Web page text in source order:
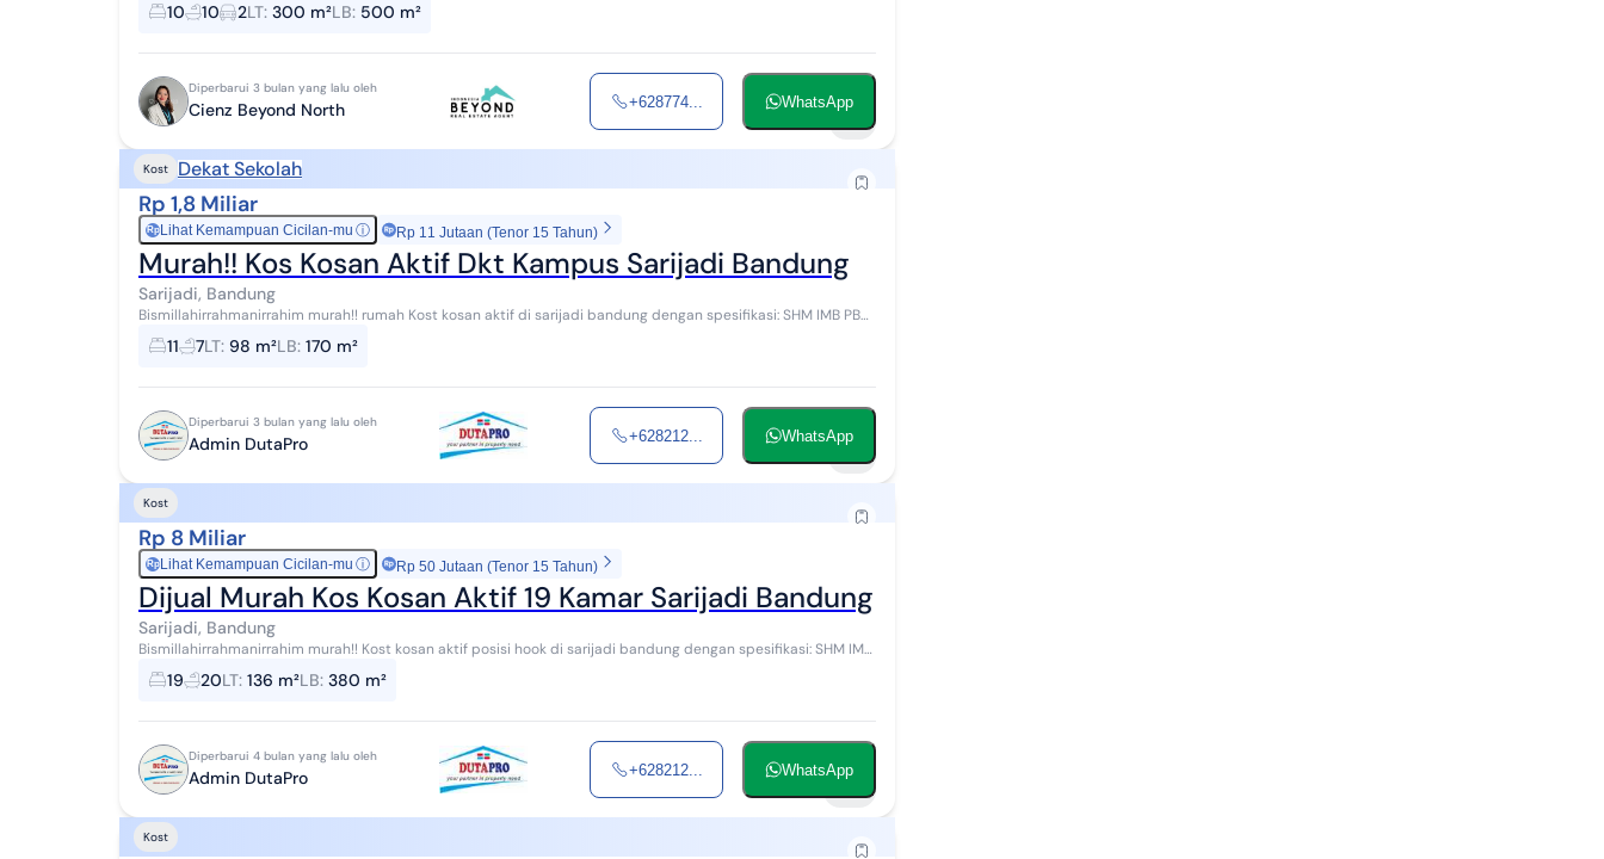
10 10 2LT: 300 m²LB: 500 m²
Diperbarui 3 bulan yang lalu oleh
Cienz Beyond North +628774... WhatsApp
Kost Dekat Sekolah
Rp 1,8 Miliar
RpLihat Kemampuan Cicilan-mu ⓘ Rp 11 Jutaan (Tenor 15 Tahun)
Murah!! Kos Kosan Aktif Dkt Kampus Sarijadi Bandung
Sarijadi, Bandung
Bismillahirrahmanirrahim murah!! rumah Kost kosan aktif di sarijadi bandung dengan spesifikasi: SHM IMB PBB
Luas tanah 98 m2 Luas bangunan 170 m2...
11 7LT: 98 m²LB: 170 m²
Diperbarui 3 bulan yang lalu oleh
Admin DutaPro +628212... WhatsApp
Kost
Rp 8 Miliar
RpLihat Kemampuan Cicilan-mu ⓘ Rp 50 Jutaan (Tenor 15 Tahun)
Dijual Murah Kos Kosan Aktif 19 Kamar Sarijadi Bandung
Sarijadi, Bandung
Bismillahirrahmanirrahim murah!! Kost kosan aktif posisi hook di sarijadi bandung dengan spesifikasi: SHM IMB
PBB Luas tanah 136 m2 Luas bangunan...
19 20LT: 136 m²LB: 380 m²
Diperbarui 4 bulan yang lalu oleh
Admin DutaPro +628212... WhatsApp
Kost